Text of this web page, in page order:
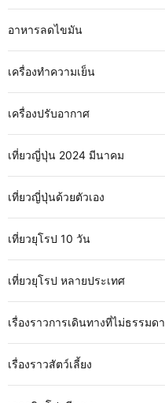
อาหารลดไขมัน
เครื่องทำความเย็น
เครื่องปรับอากาศ
เที่ยวญี่ปุ่น 2024 มีนาคม
เที่ยวญี่ปุ่นด้วยตัวเอง
เที่ยวยุโรป 10 วัน
เที่ยวยุโรป หลายประเทศ
เรื่องราวการเดินทางที่ไม่ธรรมดา
เรื่องราวสัตว์เลี้ยง